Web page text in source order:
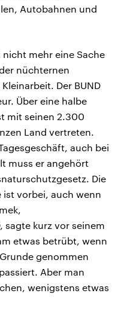
Autobahnen und
mehr eine Sache
nüchternen
Der BUND
Über eine halbe
mit seinen 2.300
Land vertreten.
auch bei
muss er angehört
Die
ist vorbei, auch wenn
sagte kurz vor seinem
etwas betrübt, wenn
genommen
Aber man
wenigstens etwas